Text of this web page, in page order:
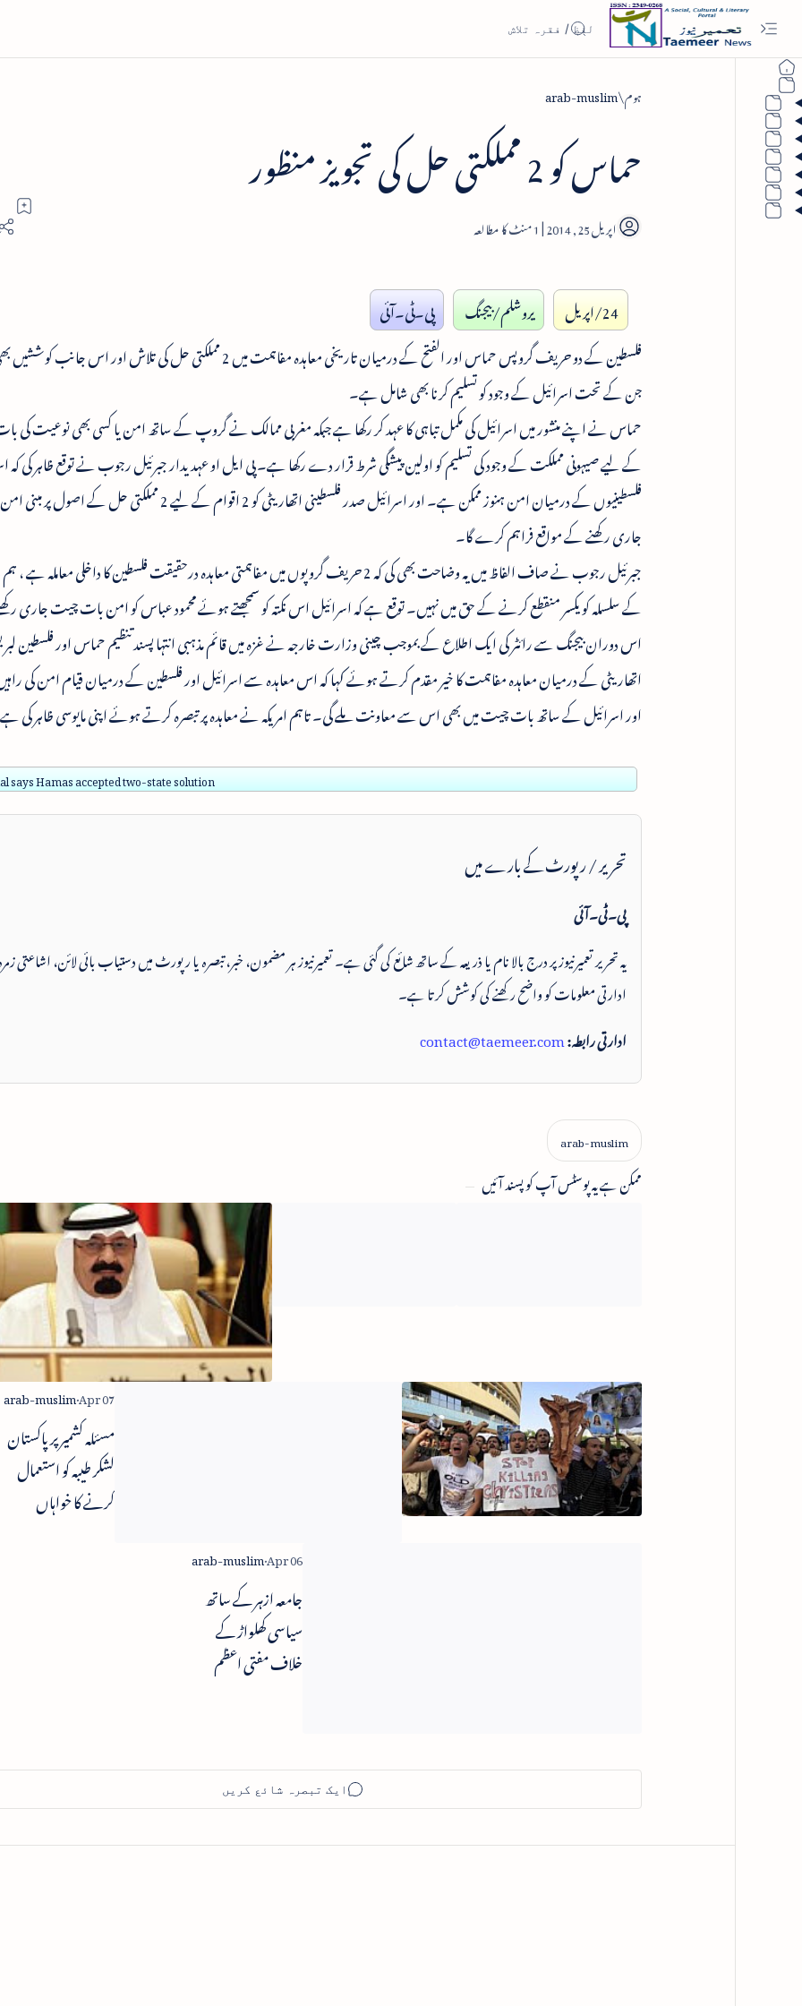
ہوم arab-muslim
حماس کو 2 مملکتی حل کی تجویز منظور
1
24/اپریل یروشلم/بیجنگ
پی۔ٹی۔آئی
فلسطین کے دو حریف گروپس حماس اور الفتح کے درمیان تاریخی معاہدہ مفاہمت میں 2 مملکتی حل کی تلاش
جن کے تحت اسرائیل کے وجود کو تسلیم کرنا بھی شامل ہے۔
حماس نے اپنے منشور میں اسرائیل کی مکمل تباہی کا عہد کر رکھا ہے جبکہ مغربی ممالک نے گروپ کے ساتھ امن یا کسی بھی نوعیت
کے لیے صیہونی مملکت کے وجود کی تسلیم کو اولین پیشگی شرط قرار دے رکھا ہے۔ پی ایل او عہدیدار جبرئیل رجوب نے توقع ظاہر کی کہ
فلسطینیوں کے درمیان امن ہنوز ممکن ہے۔ اور اسرائیل صدر فلسطینی اتھاریٹی کو 2 اقوام کے لیے
جاری رکھنے کے مواقع فراہم کرے گا۔
جبرئیل رجوب نے صاف الفاظ میں یہ وضاحت بھی کی کہ 2 حریف گروپوں میں مفاہمتی معاہدہ درحقیقت فلسطین کا داخلی
کے سلسلہ کو یکسر منقطع کرنے کے حق میں نہیں۔ توقع ہے کہ اسرائیل اس نکتہ کو سمجھتے ہوئے محمود عباس کو امن بات چیت جاری
اس دوران بیجنگ سے رائٹر کی ایک اطلاع کے بموجب چینی وزارت خارجہ نے غزہ میں قائم مذہبی انتہا پسند تنظیم حماس اور فلسطین
اتھاریٹی کے درمیان معاہدہ مفاہمت کا خیر مقدم کرتے ہوئے کہا کہ اس معاہدہ سے اسرائیل اور فلسطین کے درمیان قیام امن کی
اور اسرائیل کے ساتھ بات چیت میں بھی اس سے معاونت ملے گی۔ تاہم امریکہ نے معاہدہ پر تبصرہ کرتے ہوئے اپنی مایوسی ظاہر کی
says Hamas accepted two-state solution
تحریر / رپورٹ کے بارے میں
پی۔ٹی۔آئی
یہ تحریر تعمیرنیوز پر درج بالا نام یا ذریعہ کے ساتھ شائع کی گئی ہے۔ تعمیرنیوز ہر مضمون، خبر، تبصرہ یا رپورٹ میں دستیاب بائی لائن، اشاعتی
ادارتی معلومات کو واضح رکھنے کی کوشش کرتا ہے۔
ادارتی رابطہ:contact@taemeer.com
ممکن ہے یہ پوسٹس آپ کو پسند آئیں
مصر میں فرقہ وارانہ
جھڑپیں - 5 ہلاک
مسئلہ کشمیر پر پاکستان
لشکر طیبہ کو استعمال
کرنے کا خواہاں
جامعہ ازہر کے ساتھ
سیاسی کھلواڑ کے
خلاف مفتی اعظم